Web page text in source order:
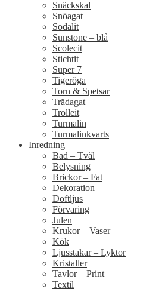
Snäckskal
Snöagat
Sodalit
Sunstone – blå
Scolecit
Stichtit
Super 7
Tigeröga
Torn & Spetsar
Trädagat
Trolleit
Turmalin
Turmalinkvarts
Inredning
Bad – Tvål
Belysning
Brickor – Fat
Dekoration
Doftljus
Förvaring
Julen
Krukor – Vaser
Kök
Ljusstakar – Lyktor
Kristaller
Tavlor – Print
Textil